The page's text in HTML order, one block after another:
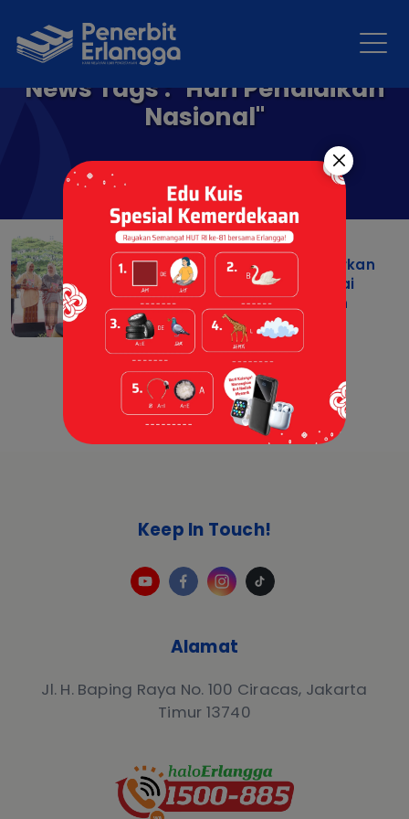
News Tags : "Hari Pendidikan
Nasional"
Dukung Literasi Lokal,
Penerbit Erlangga Luncurkan
Buku "Jelajah Hijau Pantai
Losari" di Hari Pendidikan
Nasional 2026
08 May 2026 |Berita
Alamat
Jl. H. Baping Raya No. 100 Ciracas, Jakarta
Timur 13740
Keep In Touch!